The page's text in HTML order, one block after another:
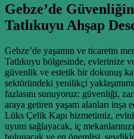
Gebze’de
Tatlıkuyu Ahşap
Gebze’de yaşamın ve ticaretin
Tatlıkuyu bölgesinde, evlerinize
güvenlik ve estetik bir dokunuş
sektöründeki yenilikçi
fazlasını sunuyoruz: güvenliği,
araya getiren yaşam alanları inşa
Lüks Çelik Kapı hizmetimiz,
uyum sağlayacak, iç
bulunacak ve en önemlisi,